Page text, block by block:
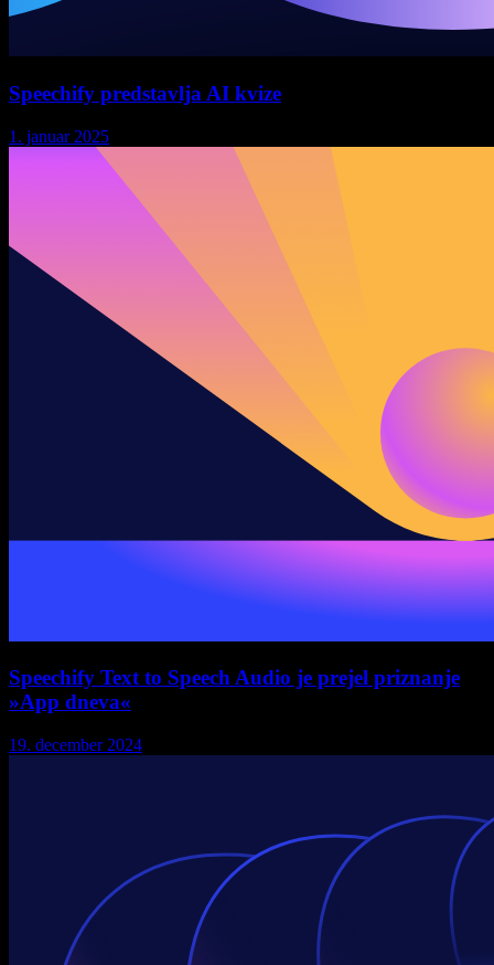
Speechify predstavlja AI kvize
1. januar 2025
Speechify Text to Speech Audio je prejel priznanje
»App dneva«
19. december 2024